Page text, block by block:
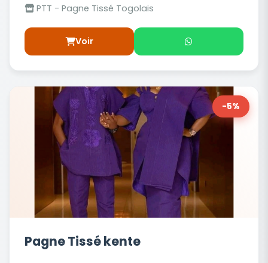
PTT - Pagne Tissé Togolais
Voir
-5%
Pagne Tissé kente